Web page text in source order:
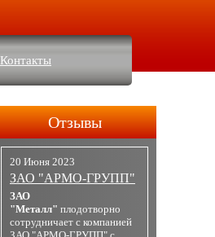
Контакты
Отзывы
20 Июня 2023
ЗАО "АРМО-ГРУПП"
ЗАО
"Металл" плодотворно
сотрудничает с компанией